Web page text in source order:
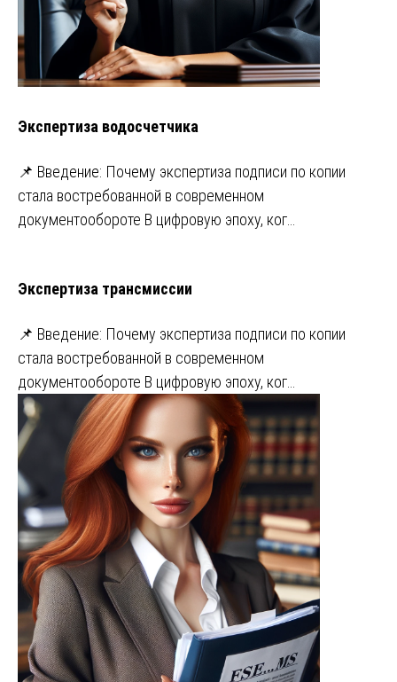
Экспертиза водосчетчика
📌 Введение: Почему экспертиза подписи по копии
стала востребованной в современном
документообороте В цифровую эпоху, ког…
Экспертиза трансмиссии
📌 Введение: Почему экспертиза подписи по копии
стала востребованной в современном
документообороте В цифровую эпоху, ког…